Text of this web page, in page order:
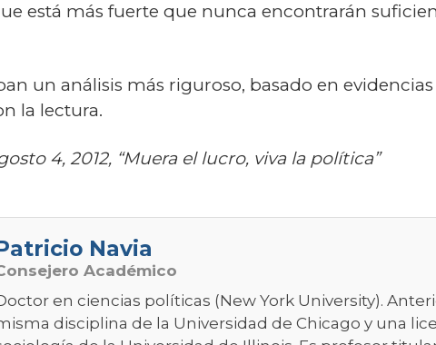
está más fuerte que nunca encontrarán
un análisis más riguroso, basado en
la lectura.
4, 2012, “Muera el lucro, viva la política”
Navia
Académico
en ciencias políticas (New York University).
disciplina de la Universidad de Chicago y una